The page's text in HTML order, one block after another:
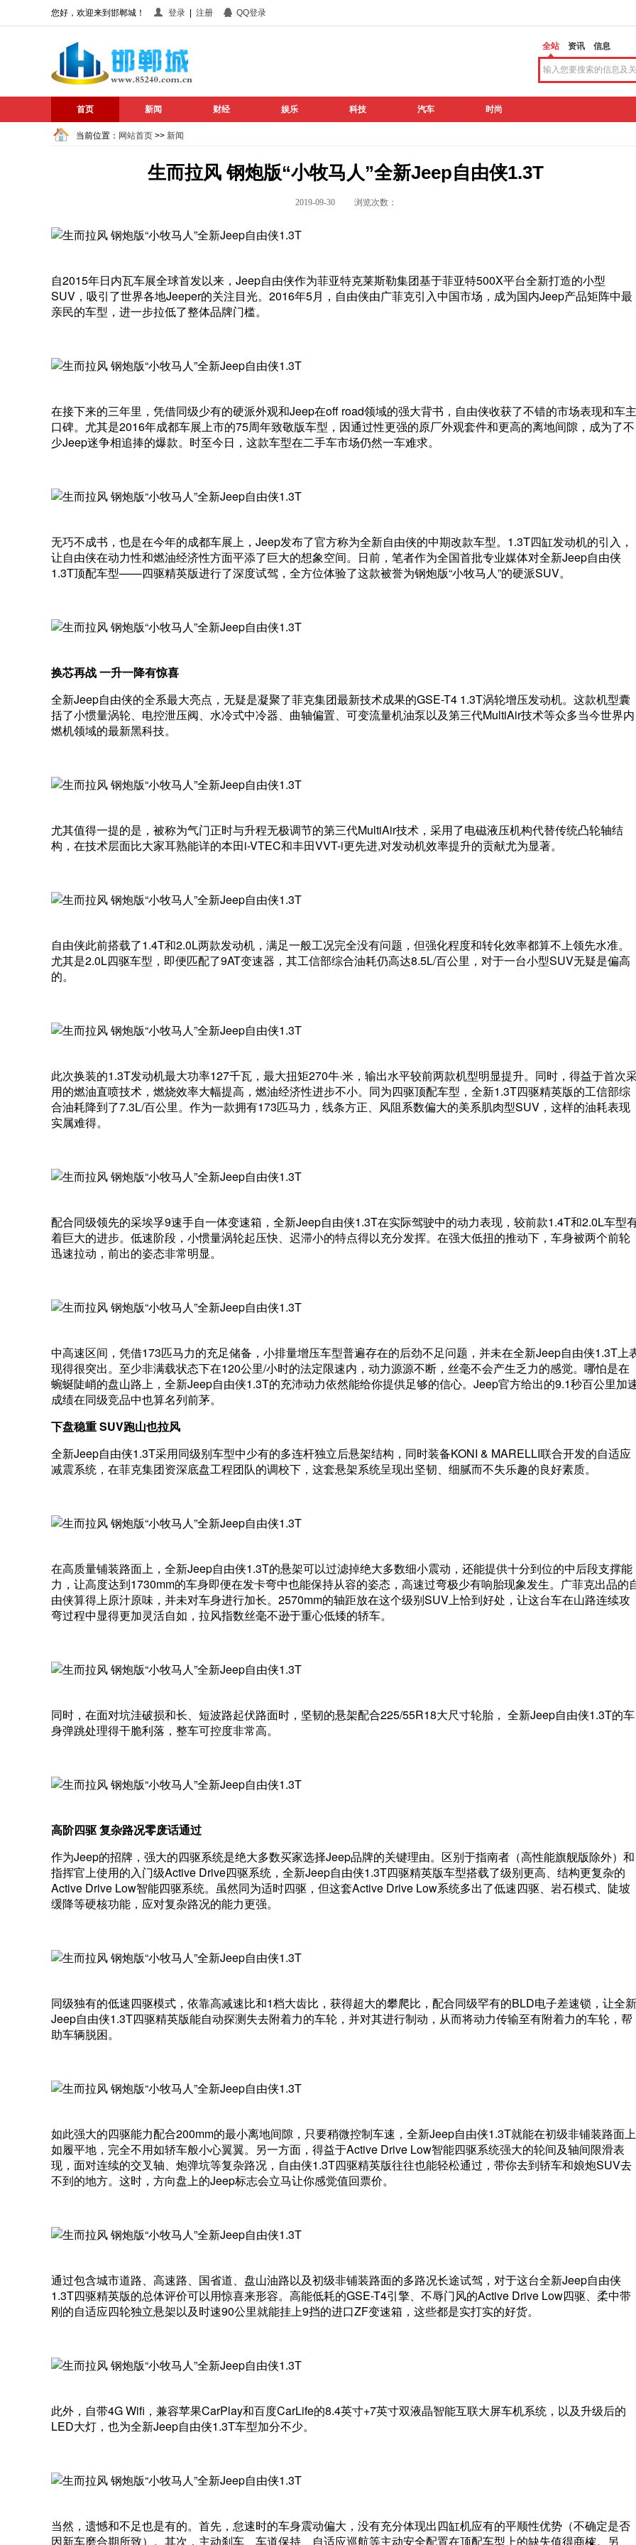
您好，欢迎来到邯郸城！ 登录 注册 QQ登录
全站 资讯 信息
首页 新闻 财经 娱乐 科技 汽车 时尚
当前位置： 网站首页 >> 新闻
生而拉风 钢炮版“小牧马人”全新Jeep自由侠1.3T
2019-09-30 浏览次数：
自2015年日内瓦车展全球首发以来，Jeep自由侠作为菲亚特克莱斯勒集团基于菲亚特500X平台全新打造的小型
SUV，吸引了世界各地Jeeper的关注目光。2016年5月，自由侠由广菲克引入中国市场，成为国内Jeep产品矩阵中最
亲民的车型，进一步拉低了整体品牌门槛。
在接下来的三年里，凭借同级少有的硬派外观和Jeep在off road领域的强大背书，自由侠收获了不错的市场表现和车主
口碑。尤其是2016年成都车展上市的75周年致敬版车型，因通过性更强的原厂外观套件和更高的离地间隙，成为了不
少Jeep迷争相追捧的爆款。时至今日，这款车型在二手车市场仍然一车难求。
无巧不成书，也是在今年的成都车展上，Jeep发布了官方称为全新自由侠的中期改款车型。1.3T四缸发动机的引入，
让自由侠在动力性和燃油经济性方面平添了巨大的想象空间。日前，笔者作为全国首批专业媒体对全新Jeep自由侠
1.3T顶配车型——四驱精英版进行了深度试驾，全方位体验了这款被誉为钢炮版“小牧马人”的硬派SUV。
换芯再战 一升一降有惊喜
全新Jeep自由侠的全系最大亮点，无疑是凝聚了菲克集团最新技术成果的GSE-T4 1.3T涡轮增压发动机。这款机型囊
括了小惯量涡轮、电控泄压阀、水冷式中冷器、曲轴偏置、可变流量机油泵以及第三代MultiAir技术等众多当今世界内
燃机领域的最新黑科技。
尤其值得一提的是，被称为气门正时与升程无极调节的第三代MultiAir技术，采用了电磁液压机构代替传统凸轮轴结
构，在技术层面比大家耳熟能详的本田i-VTEC和丰田VVT-i更先进,对发动机效率提升的贡献尤为显著。
自由侠此前搭载了1.4T和2.0L两款发动机，满足一般工况完全没有问题，但强化程度和转化效率都算不上领先水准。
尤其是2.0L四驱车型，即便匹配了9AT变速器，其工信部综合油耗仍高达8.5L/百公里，对于一台小型SUV无疑是偏高
的。
此次换装的1.3T发动机最大功率127千瓦，最大扭矩270牛·米，输出水平较前两款机型明显提升。同时，得益于首次
用的燃油直喷技术，燃烧效率大幅提高，燃油经济性进步不小。同为四驱顶配车型，全新1.3T四驱精英版的工信部综
合油耗降到了7.3L/百公里。作为一款拥有173匹马力，线条方正、风阻系数偏大的美系肌肉型SUV，这样的油耗表现
实属难得。
配合同级领先的采埃孚9速手自一体变速箱，全新Jeep自由侠1.3T在实际驾驶中的动力表现，较前款1.4T和2.0L车型
着巨大的进步。低速阶段，小惯量涡轮起压快、迟滞小的特点得以充分发挥。在强大低扭的推动下，车身被两个前轮
迅速拉动，前出的姿态非常明显。
中高速区间，凭借173匹马力的充足储备，小排量增压车型普遍存在的后劲不足问题，并未在全新Jeep自由侠1.3T上
现得很突出。至少非满载状态下在120公里/小时的法定限速内，动力源源不断，丝毫不会产生乏力的感觉。哪怕是在
蜿蜒陡峭的盘山路上，全新Jeep自由侠1.3T的充沛动力依然能给你提供足够的信心。Jeep官方给出的9.1秒百公里加
成绩在同级竞品中也算名列前茅。
下盘稳重 SUV跑山也拉风
全新Jeep自由侠1.3T采用同级别车型中少有的多连杆独立后悬架结构，同时装备KONI & MARELLI联合开发的自适应
减震系统，在菲克集团资深底盘工程团队的调校下，这套悬架系统呈现出坚韧、细腻而不失乐趣的良好素质。
在高质量铺装路面上，全新Jeep自由侠1.3T的悬架可以过滤掉绝大多数细小震动，还能提供十分到位的中后段支撑能
力，让高度达到1730mm的车身即便在发卡弯中也能保持从容的姿态，高速过弯极少有响胎现象发生。广菲克出品的
由侠算得上原汁原味，并未对车身进行加长。2570mm的轴距放在这个级别SUV上恰到好处，让这台车在山路连续攻
弯过程中显得更加灵活自如，拉风指数丝毫不逊于重心低矮的轿车。
同时，在面对坑洼破损和长、短波路起伏路面时，坚韧的悬架配合225/55R18大尺寸轮胎， 全新Jeep自由侠1.3T的车
身弹跳处理得干脆利落，整车可控度非常高。
高阶四驱 复杂路况零废话通过
作为Jeep的招牌，强大的四驱系统是绝大多数买家选择Jeep品牌的关键理由。区别于指南者（高性能旗舰版除外）和
指挥官上使用的入门级Active Drive四驱系统，全新Jeep自由侠1.3T四驱精英版车型搭载了级别更高、结构更复杂的
Active Drive Low智能四驱系统。虽然同为适时四驱，但这套Active Drive Low系统多出了低速四驱、岩石模式、陡坡
缓降等硬核功能，应对复杂路况的能力更强。
同级独有的低速四驱模式，依靠高减速比和1档大齿比，获得超大的攀爬比，配合同级罕有的BLD电子差速锁，让全新
Jeep自由侠1.3T四驱精英版能自动探测失去附着力的车轮，并对其进行制动，从而将动力传输至有附着力的车轮，帮
助车辆脱困。
如此强大的四驱能力配合200mm的最小离地间隙，只要稍微控制车速，全新Jeep自由侠1.3T就能在初级非铺装路面上
如履平地，完全不用如轿车般小心翼翼。另一方面，得益于Active Drive Low智能四驱系统强大的轮间及轴间限滑表
现，面对连续的交叉轴、炮弹坑等复杂路况，自由侠1.3T四驱精英版往往也能轻松通过，带你去到轿车和娘炮SUV去
不到的地方。这时，方向盘上的Jeep标志会立马让你感觉值回票价。
通过包含城市道路、高速路、国省道、盘山油路以及初级非铺装路面的多路况长途试驾，对于这台全新Jeep自由侠
1.3T四驱精英版的总体评价可以用惊喜来形容。高能低耗的GSE-T4引擎、不辱门风的Active Drive Low四驱、柔中带
刚的自适应四轮独立悬架以及时速90公里就能挂上9挡的进口ZF变速箱，这些都是实打实的好货。
此外，自带4G Wifi，兼容苹果CarPlay和百度CarLife的8.4英寸+7英寸双液晶智能互联大屏车机系统，以及升级后的
LED大灯，也为全新Jeep自由侠1.3T车型加分不少。
当然，遗憾和不足也是有的。首先，怠速时的车身震动偏大，没有充分体现出四缸机应有的平顺性优势（不确定是否
因新车磨合期所致）。其次，主动刹车、车道保持、自适应巡航等主动安全配置在顶配车型上的缺失值得商榷。另